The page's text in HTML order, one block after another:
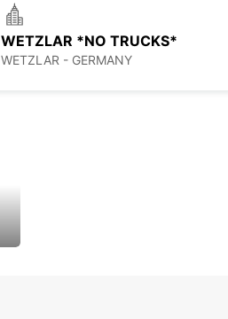
WETZLAR *NO TRUCKS*
WETZLAR - GERMANY